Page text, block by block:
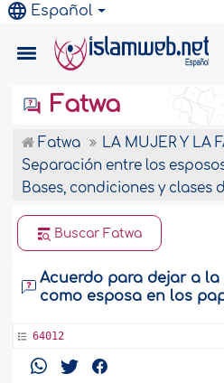
Español
Fatwa
Fatwa
LA MUJER Y LA
Separación entre los
Bases, condiciones y clases
Buscar Fatwa
Acuerdo para dejar a
como esposa en los
64012